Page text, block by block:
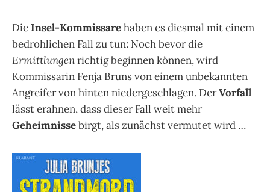
DieInsel-Kommissarehaben es diesmal mit einem
bedrohlichen Fall zu tun: Noch bevor die
Ermittlungenrichtig beginnen können, wird
Kommissarin Fenja Bruns von einem unbekannten
Angreifer von hinten niedergeschlagen. DerVorfall
lässt erahnen, dass dieser Fall weit mehr
Geheimnissebirgt, als zunächst vermutet wird …